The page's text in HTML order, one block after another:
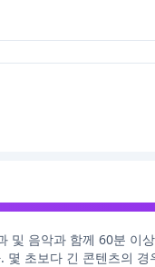
음악과 함께 60분 이
몇 초보다 긴 콘텐츠의